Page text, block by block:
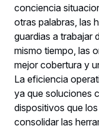
conciencia
otras palabras, las
guardias a trabajar
mismo tiempo, las
mejor cobertura y
La eficiencia
ya que soluciones
dispositivos que
consolidar las